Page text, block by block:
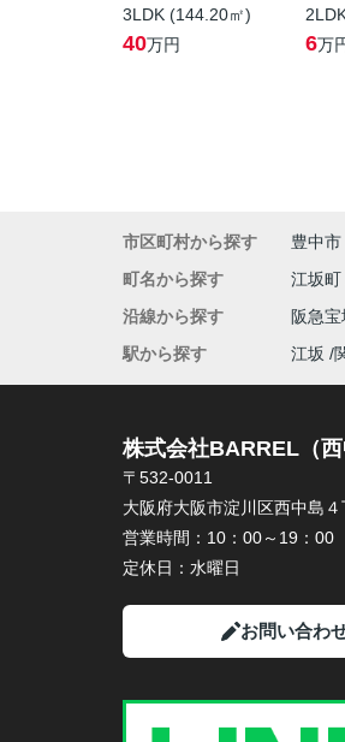
3LDK (144.20㎡)
40万円 6万
市区町村から探す 豊中市
町名から探す
江坂町
沿線から探す
阪急
駅から探す
江坂
株式会社BARREL（西
〒532-0011
大阪府大阪市淀川区西中島
営業時間： 10：00～19：00
定休日： 水曜日
お問い合わ